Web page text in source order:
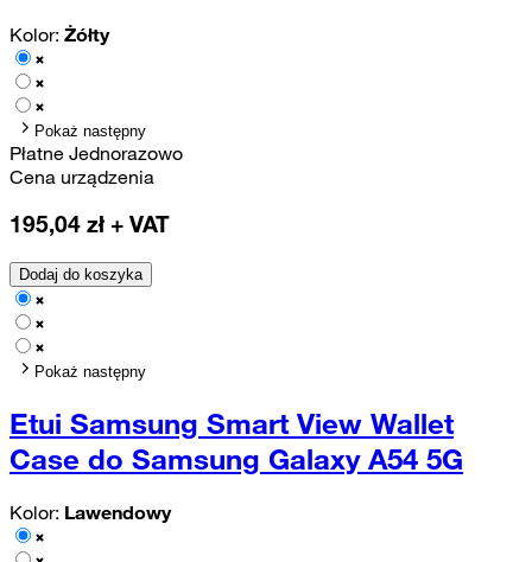
Kolor: Żółty
Pokaż następny
Płatne Jednorazowo
Cena urządzenia
195,04 zł + VAT
Dodaj do koszyka
Pokaż następny
Etui Samsung Smart View Wallet
Case do Samsung Galaxy A54 5G
Kolor: Lawendowy